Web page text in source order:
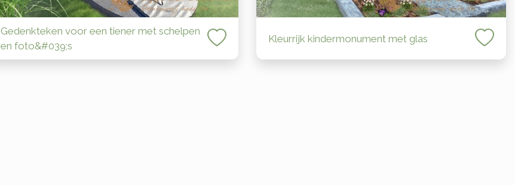
Gedenkteken voor een tiener met schelpen
en foto&#039;s
Kleurrijk kindermonument met glas